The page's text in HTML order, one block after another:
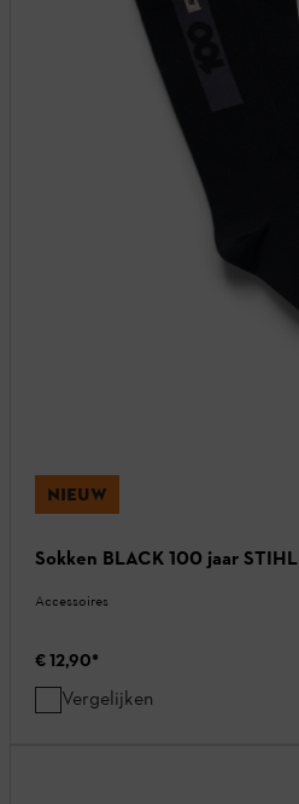
NIEUW
Sokken BLACK 100 jaar STIHL
Accessoires
€ 12,90*
Vergelijken